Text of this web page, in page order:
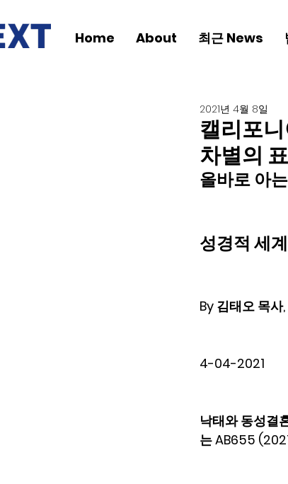
Home About 최근 News
캘리포
차별의
2021년 4월 8일
올바로 아
성경적 세
By 김태오 목
4-04-2021
낙태와 동성결
는 AB655